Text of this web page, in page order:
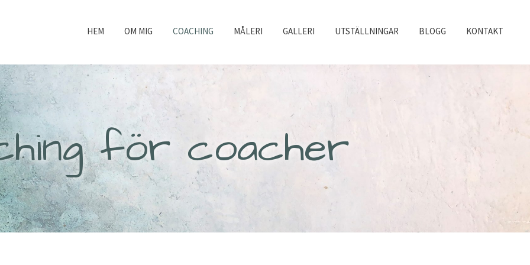
HEM OM MIG COACHING MÅLERI GALLERI UTSTÄLLNINGAR BLOGG KONTAKT
för coacher